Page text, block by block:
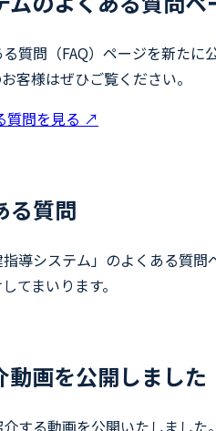
質問（FAQ）ページを新た
客様はぜひご覧ください。
質問を見る ↗
る質問
指導システム」のよくある質
てまいります。
画を公開しました
する動画を公開いたしまし